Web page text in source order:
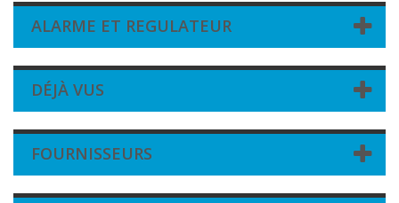
ALARME ET REGULATEUR
DÉJÀ VUS
FOURNISSEURS